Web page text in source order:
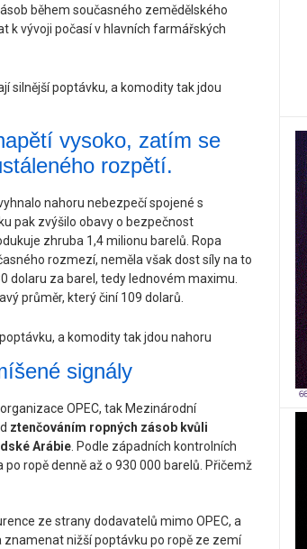
během současného zemědělského
k vývoji počasí v hlavních farmářských
vysoko, zatím se
rozpětí.
nahoru nebezpečí spojené s
pak zvýšilo obavy o bezpečnost
zhruba 1,4 milionu barelů. Ropa
rozmezí, neměla však dost síly na to
dolaru za barel, tedy lednovém maximu.
průměr, který činí 109 dolarů.
signály
OPEC, tak Mezinárodní
ztenčováním ropných zásob kvůli
Arábie. Podle západních kontrolních
ropě denně až o 930 000 barelů. Přičemž
ze strany dodavatelů mimo OPEC, a
nižší poptávku po ropě ze zemí